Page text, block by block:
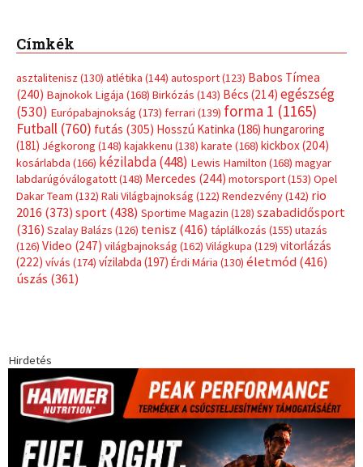
Címkék
asztalitenisz (130) atlétika (144) autosport(123) Babos Tímea
(240) Bajnokok Ligája (168) Birkózás (143) Bécs (214) egészség
(530) Európabajnokság (173) ferrari (139) forma 1 (1165)
Futball (760) futás (305) Hosszú Katinka (186) hungaroring
(181) Jégkorong (148) kajakkenu (138) karate (168) kickbox(204)
kosárlabda (166) kézilabda(448) Lewis Hamilton (168) magyar
labdarúgóválogatott(148) Mercedes (244) motorsport(153) Opel
Dakar Team (132) Rali Világbajnokság (122) Rendezvény(142) rio
2016 (373) sport(438) Sportime Magazin (128) szabadidősport
(316) Szalay Balázs (126) tenisz (416) táplálkozás (155) utazás
(126) Video (247) világbajnokság (162) Világkupa (129) vitorlázás
(222) vívás (174) vízilabda (197) Érdi Mária (130) életmód(416)
úszás (361)
Hirdetés